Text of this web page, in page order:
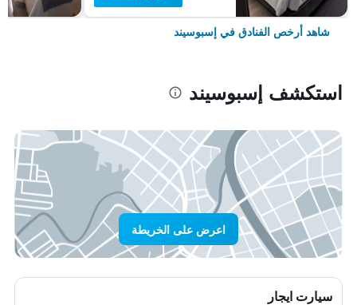
شاهد أرخص الفنادق في إسبوسيند
استكشف إسبوسيند
اعرض على الخريطة
سيارت ايجار